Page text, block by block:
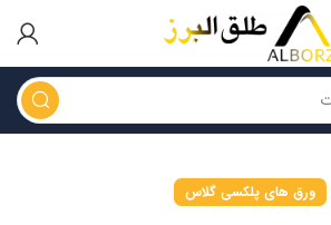
ورق های پلکسی گلاس